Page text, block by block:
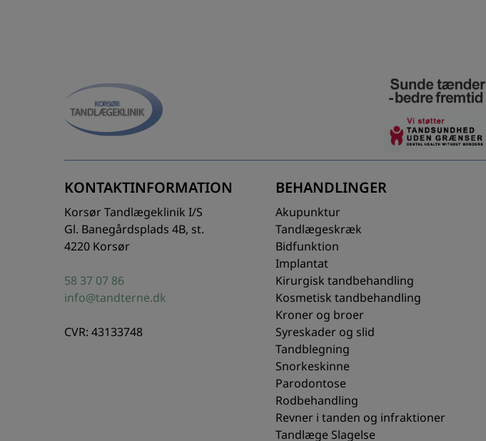
KONTAKTINFORMATION
Korsør Tandlægeklinik I/S
Gl. Banegårdsplads 4B, st.
4220 Korsør
58 37 07 86
info@tandterne.dk
CVR: 43133748
BEHANDLINGER
Akupunktur
Tandlægeskræk
Bidfunktion
Implantat
Kirurgisk tandbehandling
Kosmetisk tandbehandling
Kroner og broer
Syreskader og slid
Tandblegning
Snorkeskinne
Parodontose
Rodbehandling
Revner i tanden og infraktioner
Tandlæge Slagelse